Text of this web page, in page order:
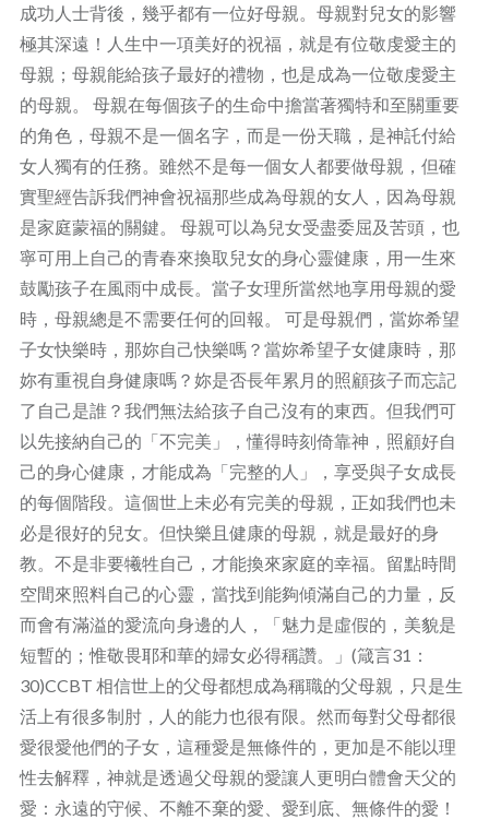
成功人士背後，幾乎都有一位好母親。母親對兒女的影響
極其深遠！人生中一項美好的祝福，就是有位敬虔愛主的
母親；母親能給孩子最好的禮物，也是成為一位敬虔愛主
的母親。 母親在每個孩子的生命中擔當著獨特和至關重要
的角色，母親不是一個名字，而是一份天職，是神託付給
女人獨有的任務。雖然不是每一個女人都要做母親，但確
實聖經告訴我們神會祝福那些成為母親的女人，因為母親
是家庭蒙福的關鍵。 母親可以為兒女受盡委屈及苦頭，也
寧可用上自己的青春來換取兒女的身心靈健康，用一生來
鼓勵孩子在風雨中成長。當子女理所當然地享用母親的愛
時，母親總是不需要任何的回報。 可是母親們，當妳希望
子女快樂時，那妳自己快樂嗎？當妳希望子女健康時，那
妳有重視自身健康嗎？妳是否長年累月的照顧孩子而忘記
了自己是誰？我們無法給孩子自己沒有的東西。但我們可
以先接納自己的「不完美」，懂得時刻倚靠神，照顧好自
己的身心健康，才能成為「完整的人」，享受與子女成長
的每個階段。這個世上未必有完美的母親，正如我們也未
必是很好的兒女。但快樂且健康的母親，就是最好的身
教。不是非要犧牲自己，才能換來家庭的幸福。留點時間
空間來照料自己的心靈，當找到能夠傾滿自己的力量，反
而會有滿溢的愛流向身邊的人，「魅力是虛假的，美貌是
短暫的；惟敬畏耶和華的婦女必得稱讚。」(箴言31：
30)CCBT 相信世上的父母都想成為稱職的父母親，只是生
活上有很多制肘，人的能力也很有限。然而每對父母都很
愛很愛他們的子女，這種愛是無條件的，更加是不能以理
性去解釋，神就是透過父母親的愛讓人更明白體會天父的
愛：永遠的守候、不離不棄的愛、愛到底、無條件的愛！